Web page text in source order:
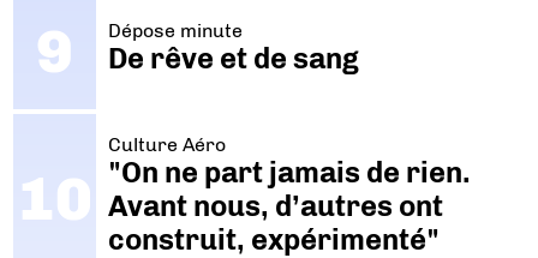
Dépose minute
De rêve et de sang
Culture Aéro
"On ne part jamais de rien.
Avant nous, d’autres ont
construit, expérimenté"